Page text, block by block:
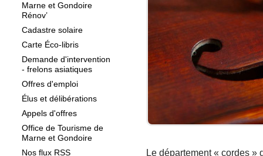
Marne et Gondoire
Rénov’
Cadastre solaire
Carte Éco-libris
Demande d'intervention
- frelons asiatiques
Offres d'emploi
Élus et délibérations
Appels d'offres
Office de Tourisme de
Marne et Gondoire
Nos flux RSS
Le département « cordes »